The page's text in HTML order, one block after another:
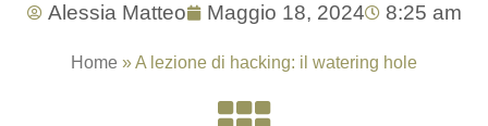
Alessia Matteo Maggio 18, 2024 8:25 am
Home »A lezione di hacking: il watering hole